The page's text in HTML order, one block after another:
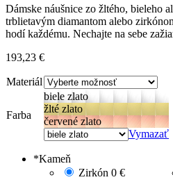
Dámske náušnice zo žltého, bieleho
trblietavým diamantom alebo
hodí každému. Nechajte na sebe
193,23 €
Materiál
Farba
biele zlato
žlté zlato
červené zlato
Vymazať
*Kameň
Zirkón 0 €